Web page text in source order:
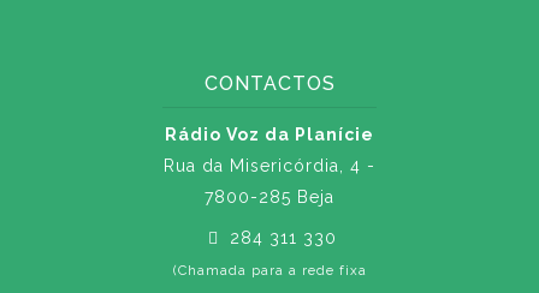
CONTACTOS
Rádio Voz da Planície
Rua da Misericórdia, 4 -
7800-285 Beja
284 311 330
(Chamada para a rede fixa